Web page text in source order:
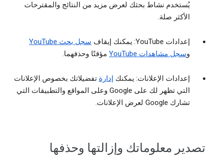
يُستخدم نشاط بحثك لعرض مزيد من النتائج والمقترحات
الأكثر صلة.
إعدادات YouTube: يمكنك إيقاف
سجل بحث YouTube
وسجل مشاهدات YouTube مؤقتًا وحذفهما.
إعدادات الإعلانات: يمكنك إدارة تفضيلاتك بخصوص الإعلانات
التي تظهر لك على Google وعلى المواقع والتطبيقات التي
تشارك Google لعرض الإعلانات.
تصدير معلوماتك وإزالتها وحذفها